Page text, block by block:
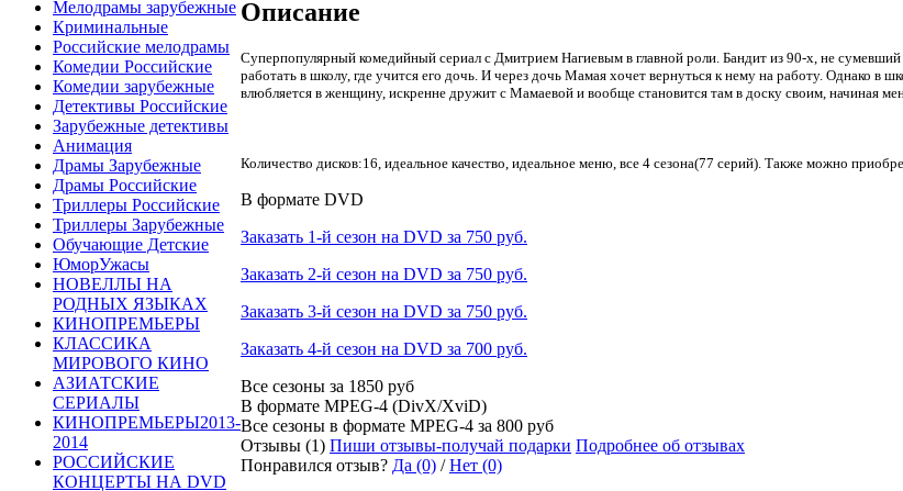
Мелодрамы зарубежные
Криминальные
Российские мелодрамы
Комедии Российские
Комедии зарубежные
Детективы Российские
Зарубежные детективы
Анимация
Драмы Зарубежные
Драмы Российские
Триллеры Российские
Триллеры Зарубежные
Обучающие Детские
ЮморУжасы
НОВЕЛЛЫ НА
РОДНЫХ ЯЗЫКАХ
КИНОПРЕМЬЕРЫ
КЛАССИКА
МИРОВОГО КИНО
АЗИАТСКИЕ
СЕРИАЛЫ
КИНОПРЕМЬЕРЫ2013-
2014
РОССИЙСКИЕ
КОНЦЕРТЫ НА DVD
Описание
Суперпопулярный комедийный сериал с Дмитрием Нагиевым в главной роли. Бандит из 90-х, не
работать в школу, где учится его дочь. И через дочь Мамая хочет вернуться к нему на работу. Однако в
влюбляется в женщину, искренне дружит с Мамаевой и вообще становится там в доску своим, начиная
Количество дисков:16, идеальное качество, идеальное меню, все 4 сезона(77 серий). Также можно
В формате DVD
Заказать 1-й сезон на DVD за 750 руб.
Заказать 2-й сезон на DVD за 750 руб.
Заказать 3-й сезон на DVD за 750 руб.
Заказать 4-й сезон на DVD за 700 руб.
Все сезоны за 1850 руб
В формате MPEG-4 (DivX/XviD)
Все сезоны в формате MPEG-4 за 800 руб
Отзывы (1) Пиши отзывы-получай подарки Подробнее об отзывах
Понравился отзыв? Да (0) /Нет (0)